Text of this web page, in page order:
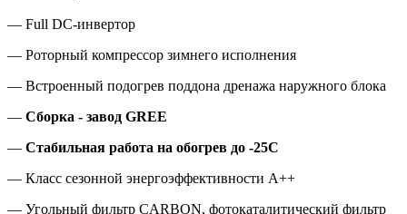
— Full DC-инвертор
— Роторный компрессор зимнего исполнения
— Встроенный подогрев поддона дренажа наружного блока
— Сборка - завод GREE
— Стабильная работа на обогрев до -25С
— Класс сезонной энергоэффективности А++
— Угольный фильтр CARBON, фотокаталитический фильтр